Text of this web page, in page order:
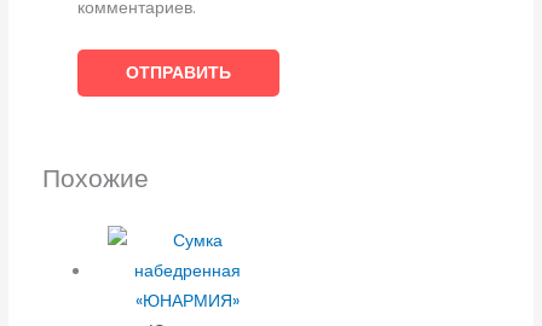
комментариев.
Похожие